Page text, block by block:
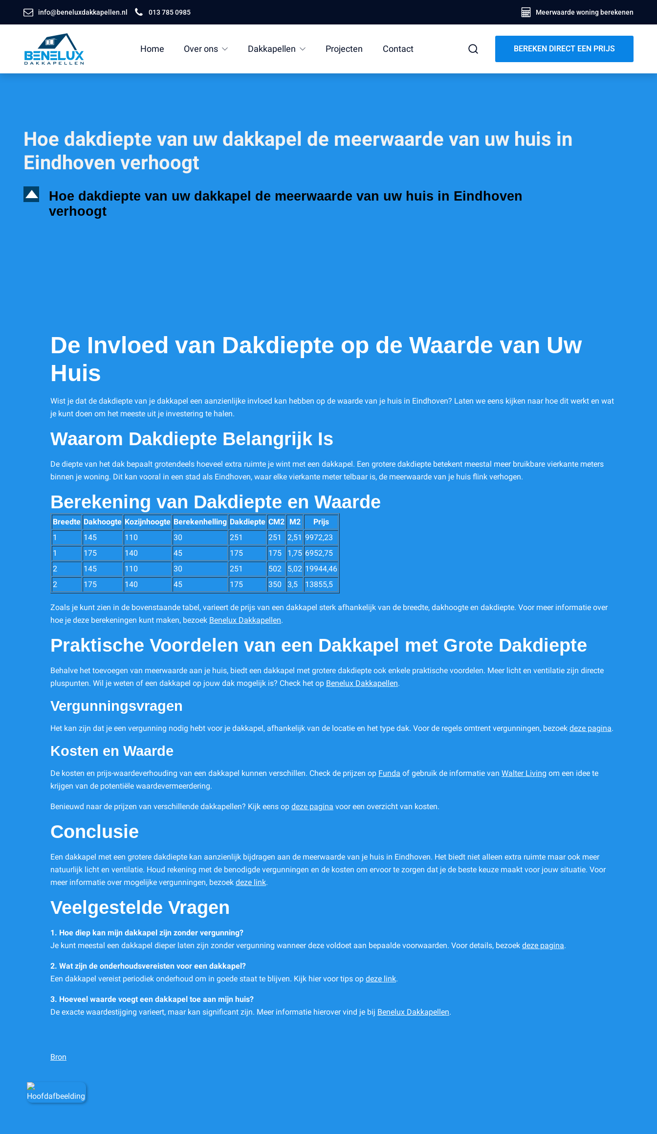
info@beneluxdakkapellen.nl 013 785 0985 Meerwaarde woning berekenen
Home Over ons Dakkapellen Projecten Contact BEREKEN DIRECT EEN PRIJS
Hoe dakdiepte van uw dakkapel de meerwaarde van uw huis in
Eindhoven verhoogt
D
Hoe dakdiepte van uw dakkapel de meerwaarde van uw huis in Eindhoven
verhoogt
De Invloed van Dakdiepte op de Waarde van Uw
Huis
Wist je dat de dakdiepte van je dakkapel een aanzienlijke invloed kan hebben op de waarde van je huis in Eindhoven? Laten we eens kijken naar hoe dit werkt en wat
je kunt doen om het meeste uit je investering te halen.
Waarom Dakdiepte Belangrijk Is
De diepte van het dak bepaalt grotendeels hoeveel extra ruimte je wint met een dakkapel. Een grotere dakdiepte betekent meestal meer bruikbare vierkante meters
binnen je woning. Dit kan vooral in een stad als Eindhoven, waar elke vierkante meter telbaar is, de meerwaarde van je huis flink verhogen.
Berekening van Dakdiepte en Waarde
Breedte Dakhoogte Kozijnhoogte Berekenhelling Dakdiepte CM2 M2
Prijs
1
145 110 30 251 251 2,51 9972,23
1
175 140 45 175 175 1,75 6952,75
2
145 110 30 251 502 5,02 19944,46
2
175 140 45 175 350 3,5 13855,5
Zoals je kunt zien in de bovenstaande tabel, varieert de prijs van een dakkapel sterk afhankelijk van de breedte, dakhoogte en dakdiepte. Voor meer informatie over
hoe je deze berekeningen kunt maken, bezoek Benelux Dakkapellen.
Praktische Voordelen van een Dakkapel met Grote Dakdiepte
Behalve het toevoegen van meerwaarde aan je huis, biedt een dakkapel met grotere dakdiepte ook enkele praktische voordelen. Meer licht en ventilatie zijn directe
pluspunten. Wil je weten of een dakkapel op jouw dak mogelijk is? Check het op Benelux Dakkapellen.
Vergunningsvragen
Het kan zijn dat je een vergunning nodig hebt voor je dakkapel, afhankelijk van de locatie en het type dak. Voor de regels omtrent vergunningen, bezoek deze pagina.
Kosten en Waarde
De kosten en prijs-waardeverhouding van een dakkapel kunnen verschillen. Check de prijzen op Funda of gebruik de informatie van Walter Living om een idee te
krijgen van de potentiële waardevermeerdering.
Benieuwd naar de prijzen van verschillende dakkapellen? Kijk eens op deze pagina voor een overzicht van kosten.
Conclusie
Een dakkapel met een grotere dakdiepte kan aanzienlijk bijdragen aan de meerwaarde van je huis in Eindhoven. Het biedt niet alleen extra ruimte maar ook meer
natuurlijk licht en ventilatie. Houd rekening met de benodigde vergunningen en de kosten om ervoor te zorgen dat je de beste keuze maakt voor jouw situatie. Voor
meer informatie over mogelijke vergunningen, bezoek deze link.
Veelgestelde Vragen
1. Hoe diep kan mijn dakkapel zijn zonder vergunning?
Je kunt meestal een dakkapel dieper laten zijn zonder vergunning wanneer deze voldoet aan bepaalde voorwaarden. Voor details, bezoek deze pagina.
2. Wat zijn de onderhoudsvereisten voor een dakkapel?
Een dakkapel vereist periodiek onderhoud om in goede staat te blijven. Kijk hier voor tips op deze link.
3. Hoeveel waarde voegt een dakkapel toe aan mijn huis?
De exacte waardestijging varieert, maar kan significant zijn. Meer informatie hierover vind je bij Benelux Dakkapellen.
Bron